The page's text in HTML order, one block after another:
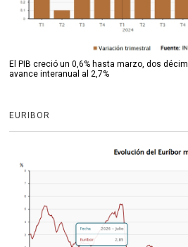
El PIB creció un 0,6% hasta marzo, dos
avance interanual al 2,7%
EURIBOR